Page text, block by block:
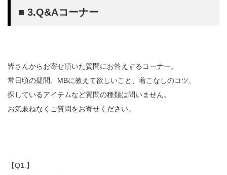
■ 3.Q&Aコーナー
皆さんからお寄せ頂いた質問にお答えするコーナー。
常日頃の疑問、MBに教えて欲しいこと、着こなしのコツ、
探しているアイテムなど質問の種類は問いません。
お気兼ねなくご質問をお寄せください。
【Q1.】